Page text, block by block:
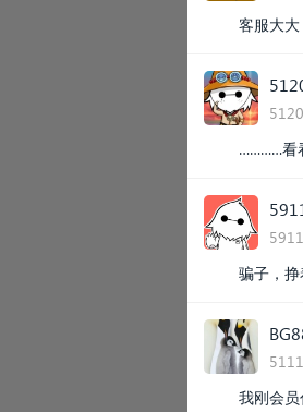
客服大
…………看
骗子，
我刚会